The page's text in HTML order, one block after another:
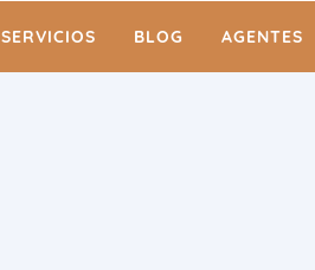
SERVICIOS BLOG AGENTES